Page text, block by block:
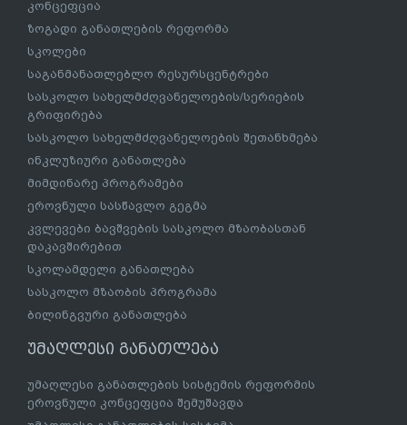
კონცეფცია
ზოგადი განათლების რეფორმა
სკოლები
საგანმანათლებლო რესურსცენტრები
სასკოლო სახელმძღვანელოების/სერიების
გრიფირება
სასკოლო სახელმძღვანელოების შეთანხმება
ინკლუზიური განათლება
მიმდინარე პროგრამები
ეროვნული სასწავლო გეგმა
კვლევები ბავშვების სასკოლო მზაობასთან
დაკავშირებით
სკოლამდელი განათლება
სასკოლო მზაობის პროგრამა
ბილინგვური განათლება
უმაღლესი განათლება
უმაღლესი განათლების სისტემის რეფორმის
ეროვნული კონცეფცია შემუშავდა